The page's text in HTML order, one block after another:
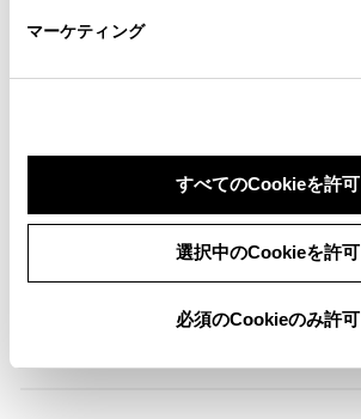
マーケティング
すべてのCookieを許可
選択中のCookieを許可
必須のCookieのみ許可
リモコンスターター